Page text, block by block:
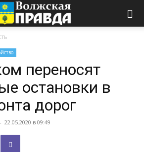
переносят
остановки в
дорог
- 22.05.2020 в 09:49